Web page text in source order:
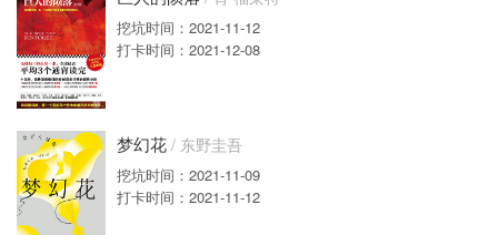
挖坑时间：2021-11-12
打卡时间：2021-12-08
梦幻花 / 东野圭吾
挖坑时间：2021-11-09
打卡时间：2021-11-12